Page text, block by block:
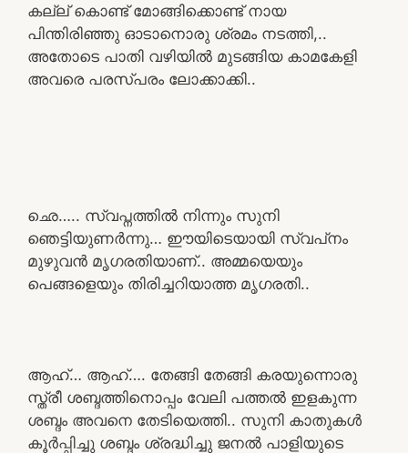
കല്ല് കൊണ്ട് മോങ്ങിക്കൊണ്ട് നായ
പിന്തിരിഞ്ഞു ഓടാനൊരു ശ്രമം നടത്തി,..
അതോടെ പാതി വഴിയിൽ മുടങ്ങിയ കാമകേളി
അവരെ പരസ്പരം ലോക്കാക്കി..
ഛെ….. സ്വപ്നത്തിൽ നിന്നും സുനി
ഞെട്ടിയുണർന്നു… ഈയിടെയായി സ്വപ്‍നം
മുഴുവൻ മൃഗരതിയാണ്.. അമ്മയെയും
പെങ്ങളെയും തിരിച്ചറിയാത്ത മൃഗരതി..
ആഹ്… ആഹ്…. തേങ്ങി തേങ്ങി കരയുന്നൊരു
സ്ത്രീ ശബ്ദത്തിനൊപ്പം വേലി പത്തൽ ഇളകുന്ന
ശബ്ദം അവനെ തേടിയെത്തി.. സുനി കാതുകൾ
കൂർപ്പിച്ചു ശബ്ദം ശ്രദ്ധിച്ചു ജനൽ പാളിയുടെ